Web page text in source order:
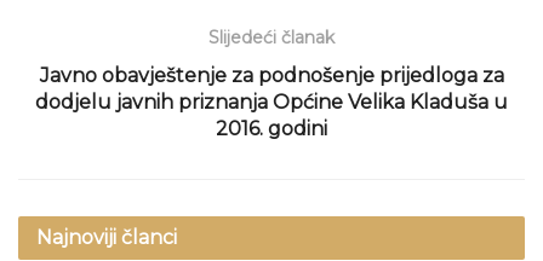
Slijedeći članak
Javno obavještenje za podnošenje prijedloga za
dodjelu javnih priznanja Općine Velika Kladuša u
2016. godini
Najnoviji članci